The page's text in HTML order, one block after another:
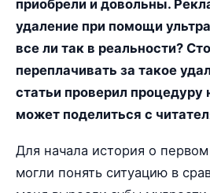
приобрели и довольны.
удаление при помощи
все ли так в реальности?
переплачивать за такое
статьи проверил процедуру
может поделиться с
Для начала история о
могли понять ситуацию в